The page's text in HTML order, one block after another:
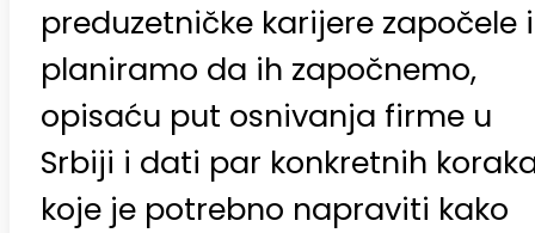
preduzetničke karijere započele
planiramo da ih započnemo,
opisaću put osnivanja firme u
Srbiji i dati par konkretnih
koje je potrebno napraviti kako